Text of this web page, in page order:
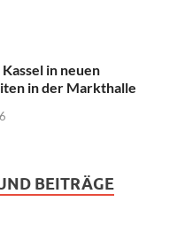
in neuen
in der Markthalle
BEITRÄGE